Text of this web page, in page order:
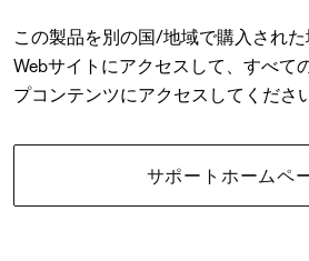
この製品を別の国/地域で購入され
Webサイトにアクセスして、すべて
プコンテンツにアクセスしてくださ
サポートホームペ